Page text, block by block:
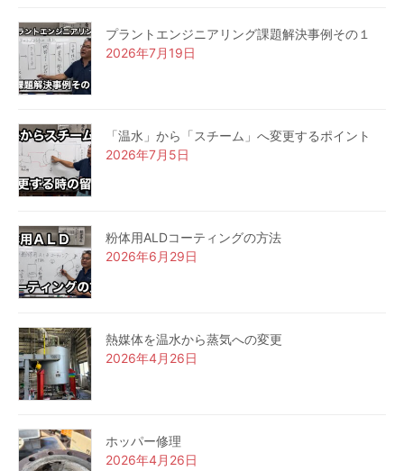
プラントエンジニアリング課題解決事例その１
2026年7月19日
「温水」から「スチーム」へ変更するポイント
2026年7月5日
粉体用ALDコーティングの方法
2026年6月29日
熱媒体を温水から蒸気への変更
2026年4月26日
ホッパー修理
2026年4月26日